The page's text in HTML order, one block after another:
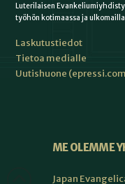
Luterilaisen
työhön kotimaassa ja
Laskutustiedot
Tietoa medialle
Uutishuone
ME OLEMME
Japan